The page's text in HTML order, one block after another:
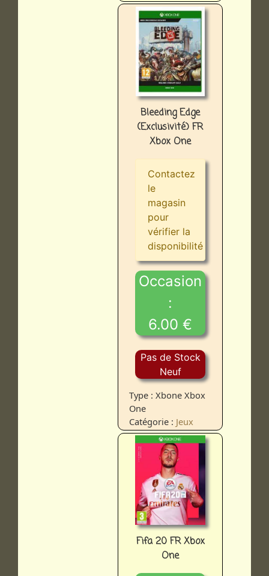
Bleeding Edge
(Exclusivité) FR
Xbox One
Contactez
le
magasin
pour
vérifier la
disponibilité
Occasion
:
6.00 €
Pas de Stock
Neuf
Type : Xbone Xbox
One
Catégorie : Jeux
Fifa 20 FR Xbox
One